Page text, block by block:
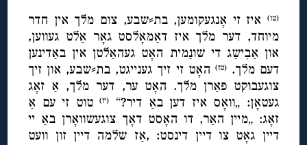
(טו) איז זי אָנגעקומען, בת⸗שבע, צום מלך אין חדר
מיוחד, דער מלך איז דאַמאָלסט גאָר אַלט געווען,
און אַבִישַג די שונַמית האָט געהאַלטן אין באַדינען
דעם מלך.(טז) האָט זי זיך גענייגט, בת⸗שבע, און זיך
צוגעבוקט פאַרן מלך. האָט ער, דער מלך, אַ זאָג
געטאָן: „וואָס איז דען באַ דיר?“
(יז)טוט זי עם אַ
זאָג: „מיין האַר, דו האָסט דאָך צוגעשוואָרן באַ יי
דיין גאָט צו דיין דינסט: ,אַז שלמה דיין זון וועט